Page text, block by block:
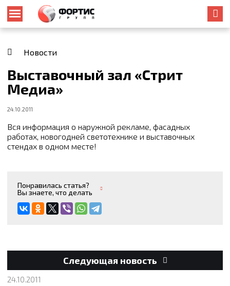
Новости
Выставочный зал «Стрит
Медиа»
24.10.2011
Вся информация о наружной рекламе, фасадных
работах, новогодней светотехнике и выставочных
стендах в одном месте!
Понравилась статья?
Вы знаете, что делать
Следующая новость
24.10.2011